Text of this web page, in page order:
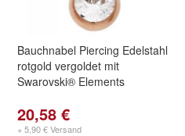
Bauchnabel Piercing Edelstahl
rotgold vergoldet mit
Swarovski® Elements
20,58 €
+ 5,90 € Versand